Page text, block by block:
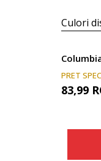
Culori
PRET
83,99